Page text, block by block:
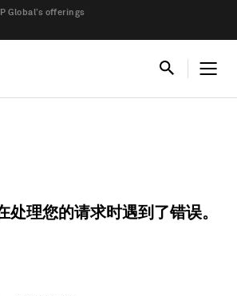
Global’s offerings
处理您的请求时遇到了错误。